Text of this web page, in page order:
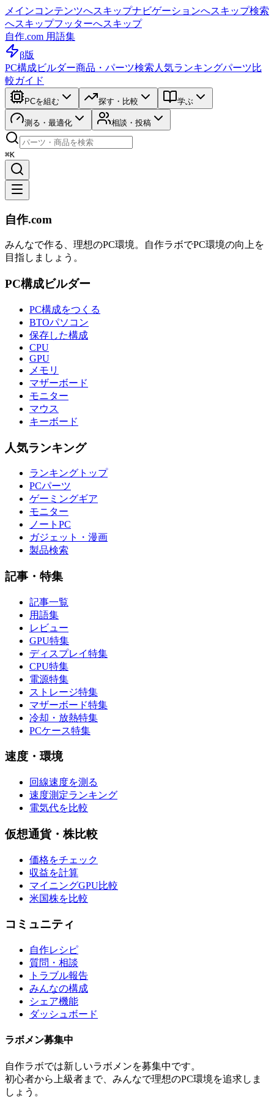
メインコンテンツへスキップナビゲーションへスキップ検索
へスキップフッターへスキップ
自作.com 用語集
β版
PC構成ビルダー商品・パーツ検索 人気ランキングパーツ比
較ガイド
PCを組む 探す・比較 学ぶ
測る・最適化 相談・投稿
⌘K
自作.com
みんなで作る、理想のPC環境。 自作ラボでPC環境の向上を
目指しましょう。
PC構成ビルダー
PC構成をつくる
BTOパソコン
保存した構成
CPU
GPU
メモリ
マザーボード
モニター
マウス
キーボード
人気ランキング
ランキングトップ
PCパーツ
ゲーミングギア
モニター
ノートPC
ガジェット・漫画
製品検索
記事・特集
記事一覧
用語集
レビュー
GPU特集
ディスプレイ特集
CPU特集
電源特集
ストレージ特集
マザーボード特集
冷却・放熱特集
PCケース特集
速度・環境
回線速度を測る
速度測定ランキング
電気代を比較
仮想通貨・株比較
価格をチェック
収益を計算
マイニングGPU比較
米国株を比較
コミュニティ
自作レシピ
質問・相談
トラブル報告
みんなの構成
シェア機能
ダッシュボード
ラボメン募集中
自作ラボでは新しいラボメンを募集中です。
初心者から上級者まで、みんなで理想のPC環境を追求しま
しょう。